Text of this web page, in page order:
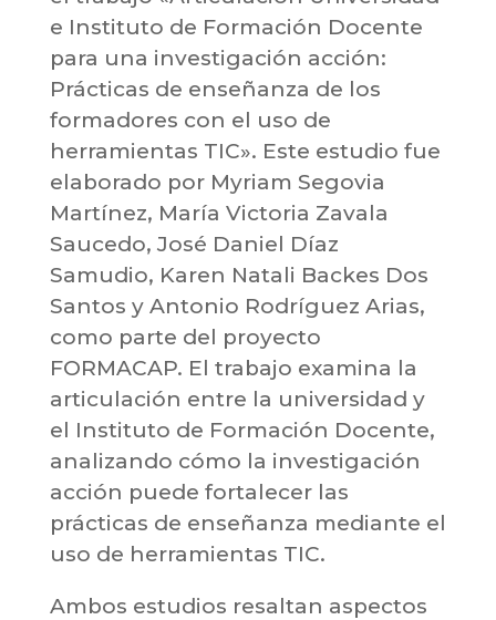
e Instituto de Formación Docente
para una investigación acción:
Prácticas de enseñanza de los
formadores con el uso de
herramientas TIC». Este estudio fue
elaborado por Myriam Segovia
Martínez, María Victoria Zavala
Saucedo, José Daniel Díaz
Samudio, Karen Natali Backes Dos
Santos y Antonio Rodríguez Arias,
como parte del proyecto
FORMACAP. El trabajo examina la
articulación entre la universidad y
el Instituto de Formación Docente,
analizando cómo la investigación
acción puede fortalecer las
prácticas de enseñanza mediante el
uso de herramientas TIC.
Ambos estudios resaltan aspectos